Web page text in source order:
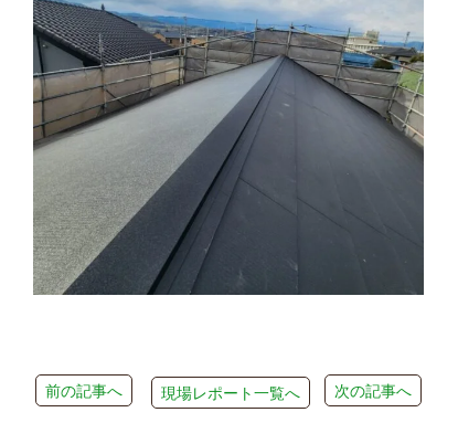
前の記事へ 次の記事へ
現場レポート一覧へ